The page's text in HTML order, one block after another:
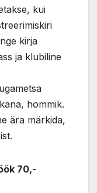
kui
kirja
ja klubiline
hommik.
ära märkida,
70,-